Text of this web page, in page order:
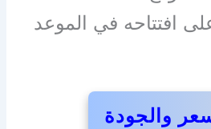
افتتاحه في الموعد
والجودة